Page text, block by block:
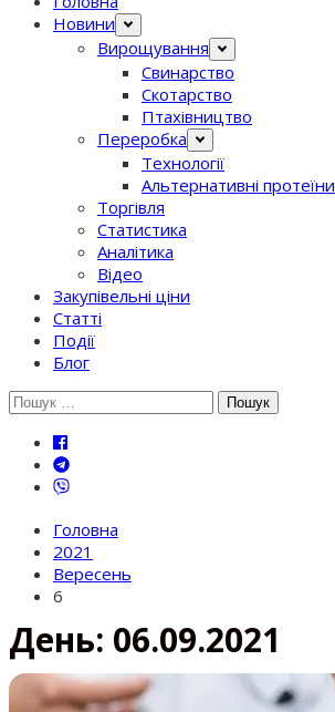
Новини
Вирощування
Свинарство
Скотарство
Птахівництво
Переробка
Технології
Альтернативні протеїни
Торгівля
Статистика
Аналітика
Відео
Закупівельні ціни
Статті
Події
Блог
Шукати:
Головна
2021
Вересень
6
День: 06.09.2021